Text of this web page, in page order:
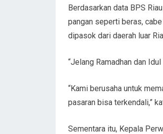
Berdasarkan data BPS
pangan seperti beras,
dipasok dari daerah luar
“Jelang Ramadhan dan
“Kami berusaha untuk
pasaran bisa terkendali,”
Sementara itu, Kepala